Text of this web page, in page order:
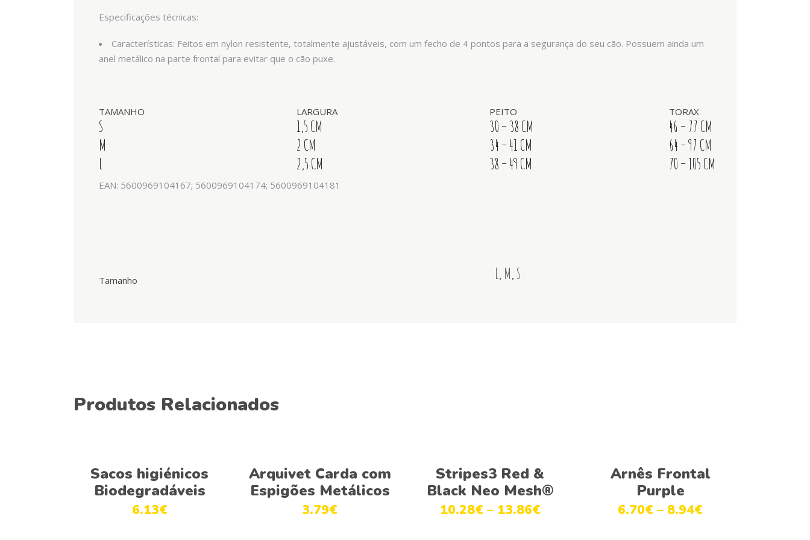
Especificações técnicas:
Características: Feitos em nylon resistente, totalmente ajustáveis, com um fecho de 4 pontos para a segurança do seu cão. Possuem ainda um
anel metálico na parte frontal para evitar que o cão puxe.
TAMANHO LARGURA PEITO TORAX
S 1,5 CM 30 – 38 CM
46 – 77 CM
M
2 CM 34 – 41 CM
64 – 97 CM
L
2,5 CM 38 – 49 CM 70 – 105 CM
EAN: 5600969104167; 5600969104174; 5600969104181
Tamanho L, M,S
Produtos Relacionados
Adicionar
Sacos higiénicos
Biodegradáveis
6.13€
Adicionar
Arquivet Carda com
Espigões Metálicos
3.79€
Ver opções
Stripes3 Red &
Black Neo Mesh®
10.28€ – 13.86€
Ver opções
Arnês Frontal
Purple
6.70€ – 8.94€